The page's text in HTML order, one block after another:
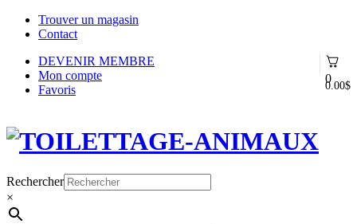
Trouver un magasin
Contact
0
0.00$
DEVENIR MEMBRE
Mon compte
Favoris
Aller
navigation
Aller
Rechercher
×